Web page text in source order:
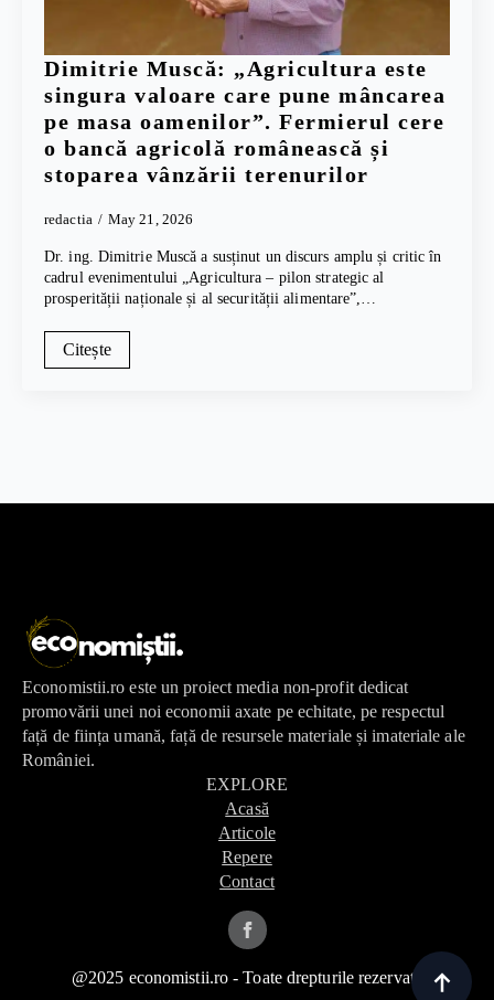
Dimitrie Muscă: „Agricultura este
singura valoare care pune mâncarea
pe masa oamenilor”. Fermierul cere
o bancă agricolă românească și
stoparea vânzării terenurilor
redactia May 21, 2026
Dr. ing. Dimitrie Muscă a susținut un discurs amplu și critic în
cadrul evenimentului „Agricultura – pilon strategic al
prosperității naționale și al securității alimentare”,…
Citește
Economistii.ro este un proiect media non-profit dedicat
promovării unei noi economii axate pe echitate, pe respectul
față de ființa umană, față de resursele materiale și imateriale ale
României.
EXPLORE
Acasă
Articole
Repere
Contact
@2025 economistii.ro - Toate drepturile rezervate